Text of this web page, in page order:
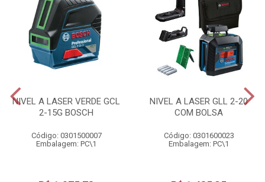
NIVEL A LASER VERDE GCL
2-15G BOSCH
Código: 0301500007
Embalagem: PC\1
NIVEL A LASER GLL 2-20
COM BOLSA
Código: 0301600023
Embalagem: PC\1